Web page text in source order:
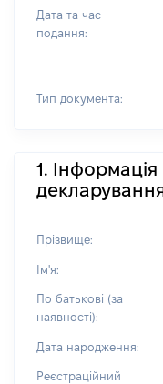
Дата та час
подання:
Тип документа:
1.
Прізвище:
Ім'я:
По батькові (за
наявності):
Дата народження:
Реєстраційний